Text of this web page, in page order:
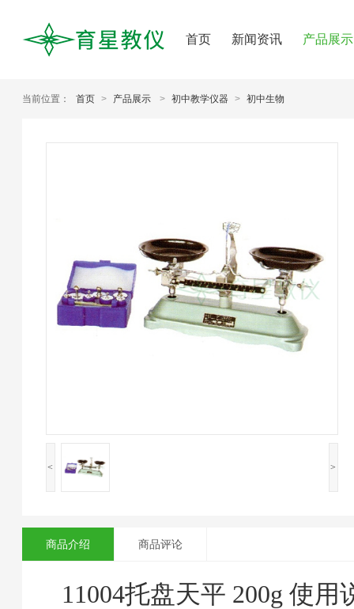
首页 新闻资讯 产品展示
当前位置： 首页 > 产品展示 > 初中教学仪器 > 初中生物
< >
商品介绍 商品评论
11004托盘天平 200g 使用